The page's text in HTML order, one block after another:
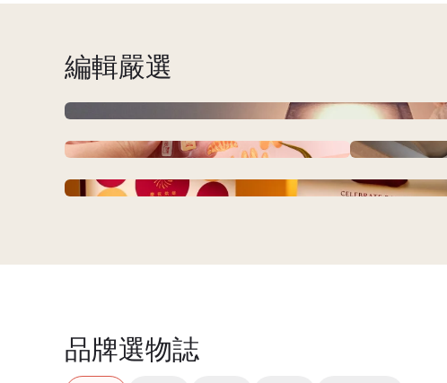
編輯嚴選
高品質真皮肩背包/斜背
印度手工丨舊時光羊皮書-三月女神
【
限定新色 日本月兔印 日製原木柄琺瑯
雲朵系列/畢業花束/向日葵花束/滿天星
乾燥花/木棉花乾燥花
軟糖燈-
KUMAYA BAKERY 透明貼紙
品牌選物誌